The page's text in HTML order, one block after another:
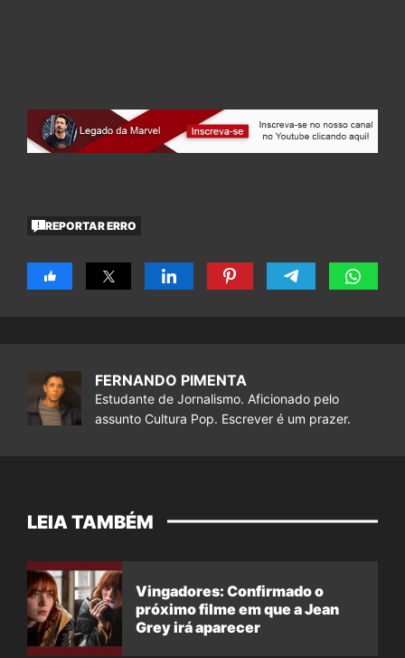
REPORTAR ERRO
FERNANDO PIMENTA
Estudante de Jornalismo. Aficionado pelo
assunto Cultura Pop. Escrever é um prazer.
LEIA TAMBÉM
Vingadores: Confirmado o
próximo filme em que a Jean
Grey irá aparecer